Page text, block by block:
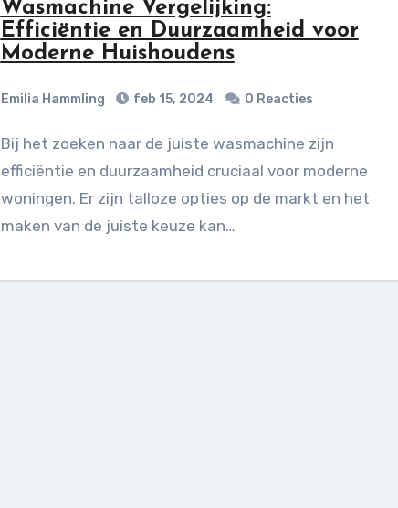
Wasmachine Vergelijking:
Efficiëntie en Duurzaamheid voor
Moderne Huishoudens
Emilia Hammling feb 15, 2024 0 Reacties
Bij het zoeken naar de juiste wasmachine zijn
efficiëntie en duurzaamheid cruciaal voor moderne
woningen. Er zijn talloze opties op de markt en het
maken van de juiste keuze kan…